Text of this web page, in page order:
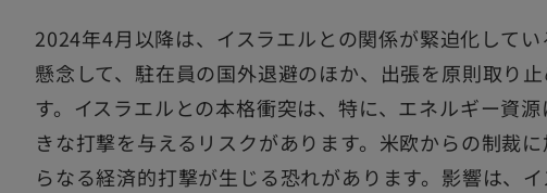
2024年4月以降は、イスラエルとの関係が緊迫化して
懸念して、駐在員の国外退避のほか、出張を原則取り
す。イスラエルとの本格衝突は、特に、エネルギー資
きな打撃を与えるリスクがあります。米欧からの制裁
らなる経済的打撃が生じる恐れがあります。影響は、